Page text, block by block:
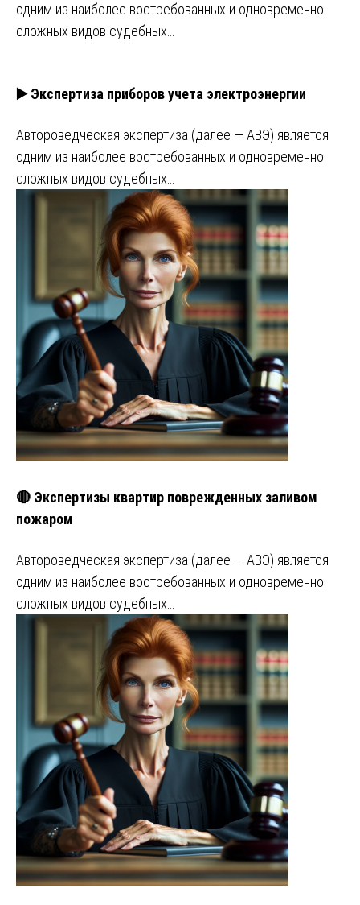
одним из наиболее востребованных и одновременно
сложных видов судебных…
▶️ Экспертиза приборов учета электроэнергии
Автороведческая экспертиза (далее — АВЭ) является
одним из наиболее востребованных и одновременно
сложных видов судебных…
🔴 Экспертизы квартир поврежденных заливом
пожаром
Автороведческая экспертиза (далее — АВЭ) является
одним из наиболее востребованных и одновременно
сложных видов судебных…